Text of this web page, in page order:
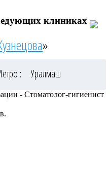
клиниках
»
: Уралмаш
- Стоматолог-гигиенист